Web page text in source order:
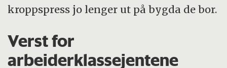
kroppspress jo lenger ut på bygda de bor.
Verst for
arbeiderklassejentene